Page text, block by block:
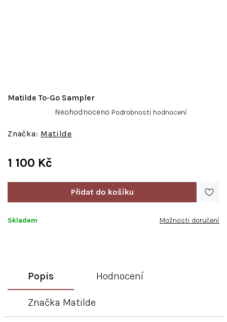
1 100 Kč
cena:
Skladem Možnosti doručení
Matilde To-Go Sampler
Matilde
Průměrné
produktu
hvězdiček.
Neohodnoceno Podrobnosti hodnocení
Popis Hodnocení
Značka Matilde